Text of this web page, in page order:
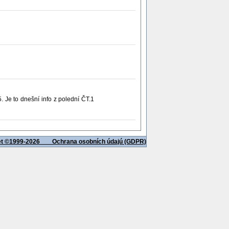
Je to dnešní info z polední ČT.1
©1999-2026 Ochrana osobních údajú (GDPR)